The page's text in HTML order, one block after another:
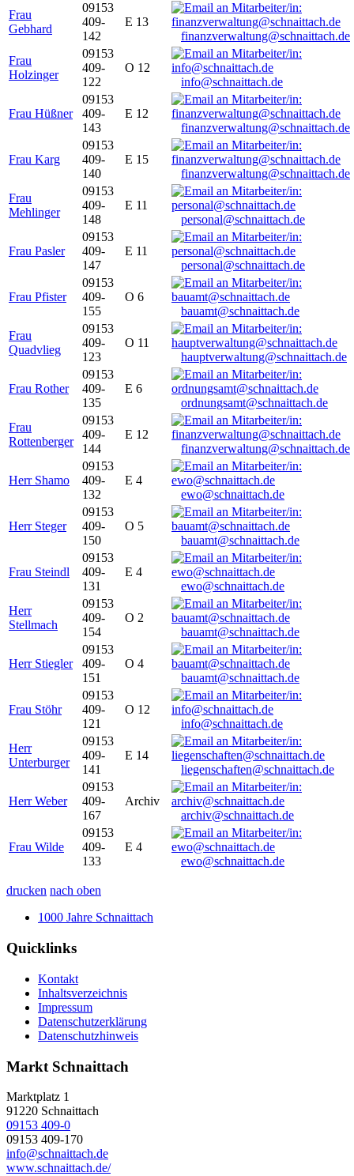
Frau
Gebhard
09153
409-
142
E 13
finanzverwaltung@schnaittach.de
Frau
Holzinger
09153
409-
122
O 12
info@schnaittach.de
Frau Hüßner
09153
409-
143
E 12
finanzverwaltung@schnaittach.de
Frau Karg
09153
409-
140
E 15
finanzverwaltung@schnaittach.de
Frau
Mehlinger
09153
409-
148
E 11
personal@schnaittach.de
Frau Pasler
09153
409-
147
E 11
personal@schnaittach.de
Frau Pfister
09153
409-
155
O 6
bauamt@schnaittach.de
Frau
Quadvlieg
09153
409-
123
O 11
hauptverwaltung@schnaittach.de
Frau Rother
09153
409-
135
E 6
ordnungsamt@schnaittach.de
Frau
Rottenberger
09153
409-
144
E 12
finanzverwaltung@schnaittach.de
Herr Shamo
09153
409-
132
E 4
ewo@schnaittach.de
Herr Steger
09153
409-
150
O 5
bauamt@schnaittach.de
Frau Steindl
09153
409-
131
E 4
ewo@schnaittach.de
Herr
Stellmach
09153
409-
154
O 2
bauamt@schnaittach.de
Herr Stiegler
09153
409-
151
O 4
bauamt@schnaittach.de
Frau Stöhr
09153
409-
121
O 12
info@schnaittach.de
Herr
Unterburger
09153
409-
141
E 14
liegenschaften@schnaittach.de
Herr Weber
09153
409-
167
Archiv
archiv@schnaittach.de
Frau Wilde
09153
409-
133
E 4
ewo@schnaittach.de
drucken nach oben
1000 Jahre Schnaittach
Quicklinks
Kontakt
Inhaltsverzeichnis
Impressum
Datenschutzerklärung
Datenschutzhinweis
Markt Schnaittach
Marktplatz 1
91220 Schnaittach
09153 409-0
09153 409-170
info@schnaittach.de
www.schnaittach.de/